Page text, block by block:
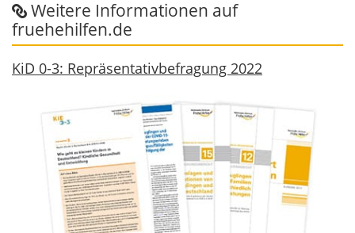
Weitere Informationen auf
fruehehilfen.de
KiD 0-3: Repräsentativbefragung 2022